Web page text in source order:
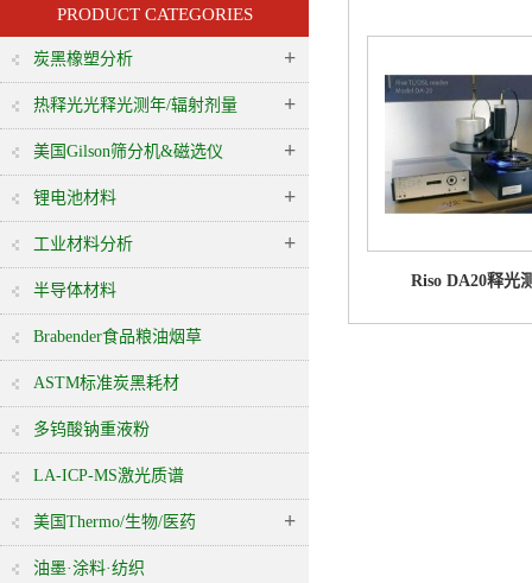
PRODUCT CATEGORIES
炭黑橡塑分析 +
热释光光释光测年/辐射剂量 +
美国Gilson筛分机&磁选仪 +
锂电池材料 +
工业材料分析 +
半导体材料
Brabender食品粮油烟草
ASTM标准炭黑耗材
多钨酸钠重液粉
LA-ICP-MS激光质谱
美国Thermo/生物/医药 +
油墨·涂料·纺织
Riso DA20释光